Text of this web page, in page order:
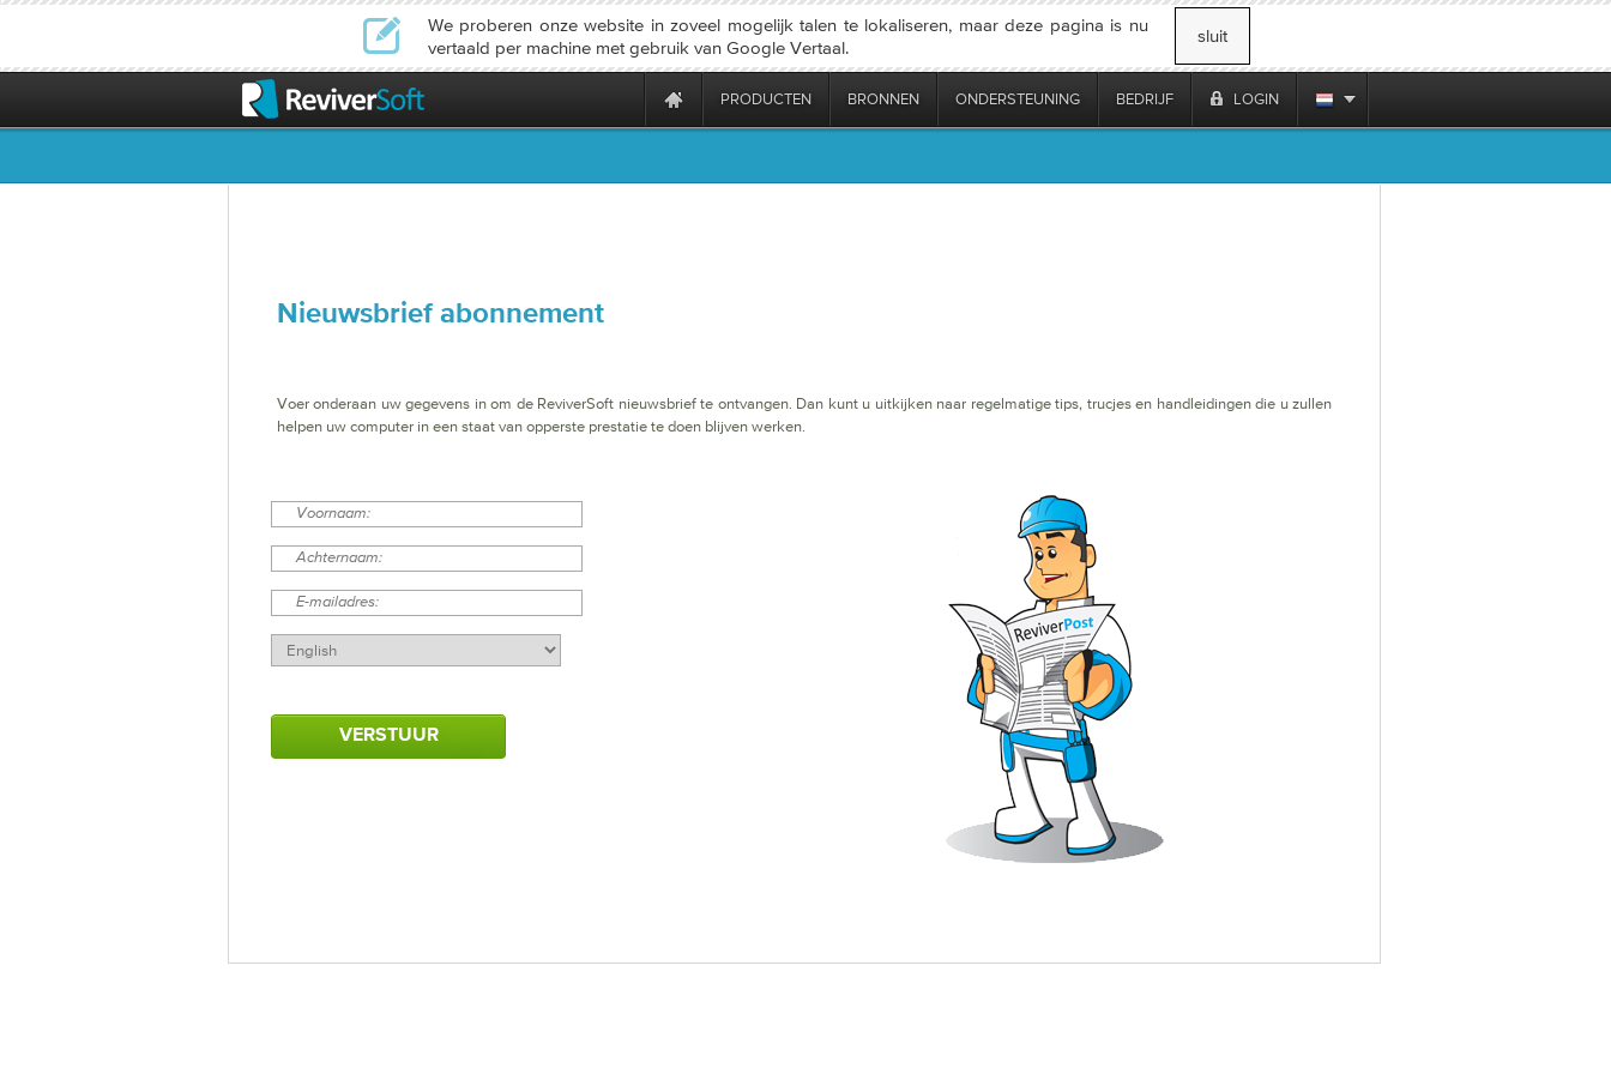
We proberen onze website in zoveel mogelijk talen te lokaliseren, maar deze pagina is nu
vertaald per machine met gebruik van Google Vertaal.
sluit
PRODUCTEN BRONNEN ONDERSTEUNING BEDRIJF LOGIN
Nieuwsbrief abonnement
Voer onderaan uw gegevens in om de ReviverSoft nieuwsbrief te ontvangen. Dan kunt u uitkijken naar regelmatige tips, trucjes en handleidingen die u zullen
helpen uw computer in een staat van opperste prestatie te doen blijven werken.